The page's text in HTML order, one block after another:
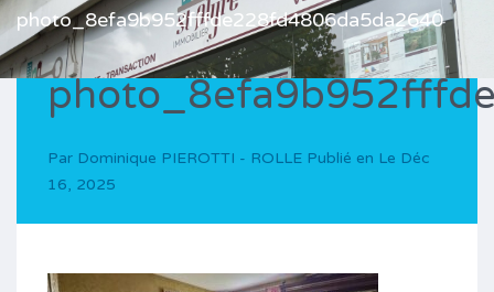
photo_8efa9b952fffde228fd4806da5da2640
Par Dominique PIEROTTI - ROLLE Publié en Le Déc
16, 2025